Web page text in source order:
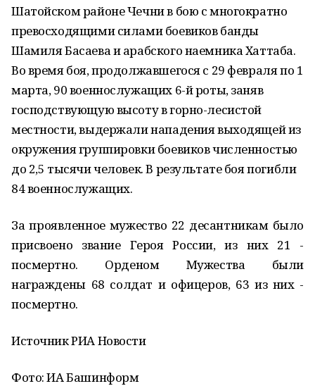
Шатойском районе Чечни в бою с многократно
превосходящими силами боевиков банды
Шамиля Басаева и арабского наемника Хаттаба.
Во время боя, продолжавшегося с 29 февраля по 1
марта, 90 военнослужащих 6-й роты, заняв
господствующую высоту в горно-лесистой
местности, выдержали нападения выходящей из
окружения группировки боевиков численностью
до 2,5 тысячи человек. В результате боя погибли
84 военнослужащих.
За проявленное мужество 22 десантникам было
присвоено звание Героя России, из них 21 -
посмертно. Орденом Мужества были
награждены 68 солдат и офицеров, 63 из них -
посмертно.
Источник РИА Новости
Фото: ИА Башинформ